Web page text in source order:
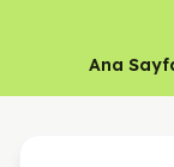
Ana